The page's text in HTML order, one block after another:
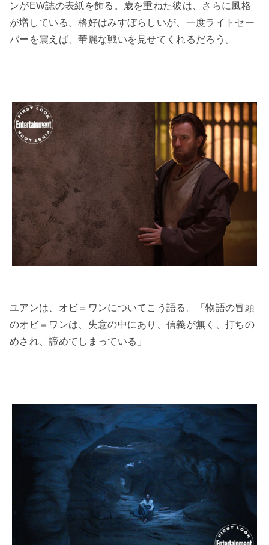
ンがEW誌の表紙を飾る。歳を重ねた彼は、さらに風格
が増している。格好はみすぼらしいが、一度ライトセー
バーを震えば、華麗な戦いを見せてくれるだろう。
ユアンは、オビ＝ワンについてこう語る。「物語の冒頭
のオビ＝ワンは、失意の中にあり、信義が無く、打ちの
めされ、諦めてしまっている」